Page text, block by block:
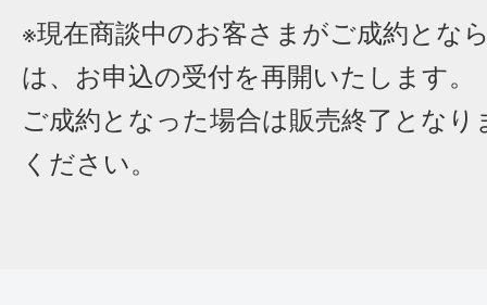
※現在商談中のお客さまがご成約とな
は、お申込の受付を再開いたします。
ご成約となった場合は販売終了となり
ください。